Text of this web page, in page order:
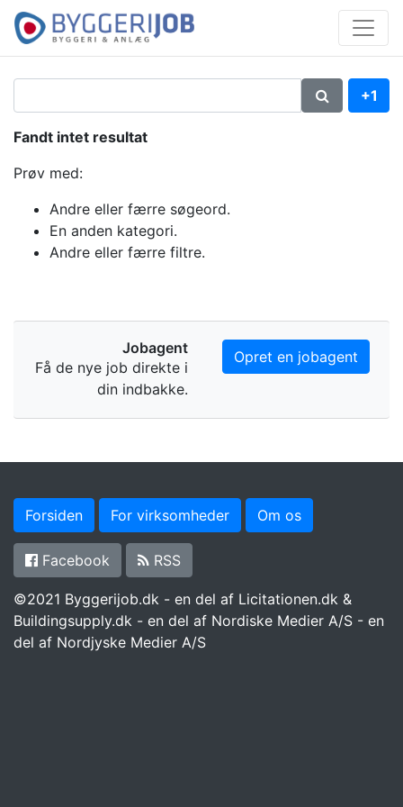
+1
Fandt intet resultat
Prøv med:
Andre eller færre søgeord.
En anden kategori.
Andre eller færre filtre.
Jobagent
Få de nye job direkte i
din indbakke.
Opret en jobagent
Forsiden For virksomheder Om os
Facebook RSS
©2021 Byggerijob.dk - en del af Licitationen.dk &
Buildingsupply.dk - en del af Nordiske Medier A/S - en
del af Nordjyske Medier A/S